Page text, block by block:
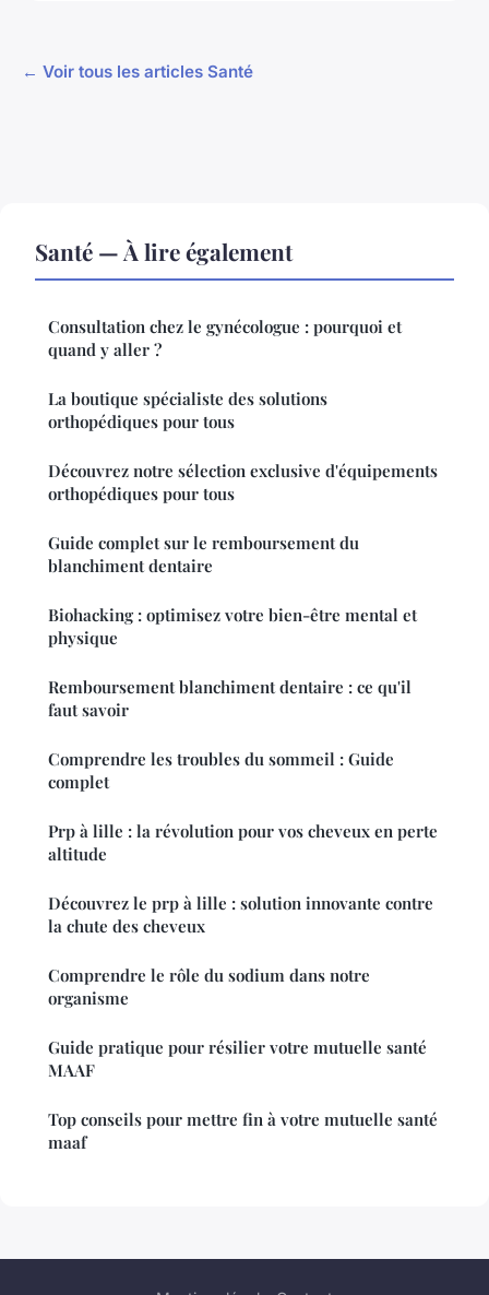
← Voir tous les articles Santé
Santé — À lire également
Consultation chez le gynécologue : pourquoi et
quand y aller ?
La boutique spécialiste des solutions
orthopédiques pour tous
Découvrez notre sélection exclusive d'équipements
orthopédiques pour tous
Guide complet sur le remboursement du
blanchiment dentaire
Biohacking : optimisez votre bien-être mental et
physique
Remboursement blanchiment dentaire : ce qu'il
faut savoir
Comprendre les troubles du sommeil : Guide
complet
Prp à lille : la révolution pour vos cheveux en perte
altitude
Découvrez le prp à lille : solution innovante contre
la chute des cheveux
Comprendre le rôle du sodium dans notre
organisme
Guide pratique pour résilier votre mutuelle santé
MAAF
Top conseils pour mettre fin à votre mutuelle santé
maaf